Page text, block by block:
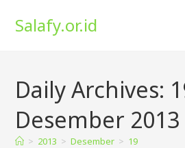
Salafy.or.id
Daily Archives:
Desember 2013
> 2013 > Desember > 19